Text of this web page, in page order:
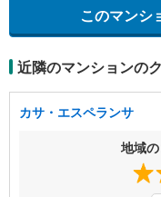
このマンシ
近隣のマンションの
カサ・エスペランサ
地域